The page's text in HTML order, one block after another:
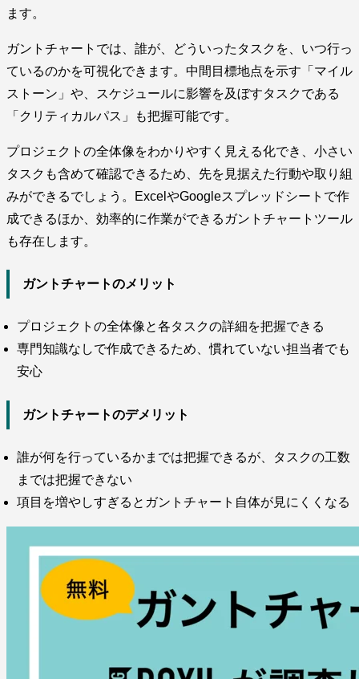
ます。
ガントチャートでは、誰が、どういったタスクを、いつ行っ
ているのかを可視化できます。中間目標地点を示す「マイル
ストーン」や、スケジュールに影響を及ぼすタスクである
「クリティカルパス」も把握可能です。
プロジェクトの全体像をわかりやすく見える化でき、小さい
タスクも含めて確認できるため、先を見据えた行動や取り組
みができるでしょう。ExcelやGoogleスプレッドシートで作
成できるほか、効率的に作業ができるガントチャートツール
も存在します。
ガントチャートのメリット
プロジェクトの全体像と各タスクの詳細を把握できる
専門知識なしで作成できるため、慣れていない担当者でも
安心
ガントチャートのデメリット
誰が何を行っているかまでは把握できるが、タスクの工数
までは把握できない
項目を増やしすぎるとガントチャート自体が見にくくなる